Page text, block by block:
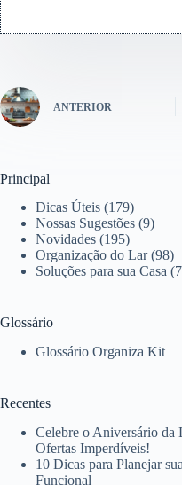
ANTERIOR
Principal
Dicas Úteis (179)
Nossas Sugestões (9)
Novidades (195)
Organização do Lar(98)
Soluções para sua Casa
Glossário
Glossário Organiza Kit
Recentes
Celebre o Aniversário
Ofertas Imperdíveis!
10 Dicas para Planejar
Funcional